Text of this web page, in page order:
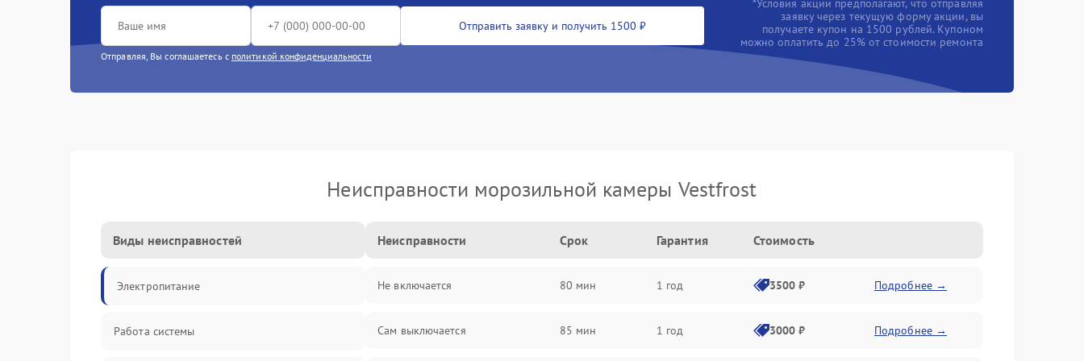
Отправить заявку и получить 1500 ₽
Отправляя, Вы соглашаетесь с политикой конфиденциальности
*Условия акции предполагают, что отправляя
заявку через текущую форму акции, вы
получаете купон на 1500 рублей. Купоном
можно оплатить до 25% от стоимости ремонта
Неисправности морозильной камеры Vestfrost
Виды неисправностей
Электропитание
Работа системы
Неисправности Срок Гарантия Стоимость
Не включается 80 мин 1 год 3500 ₽ Подробнее →
Сам выключается 85 мин 1 год 3000 ₽ Подробнее →